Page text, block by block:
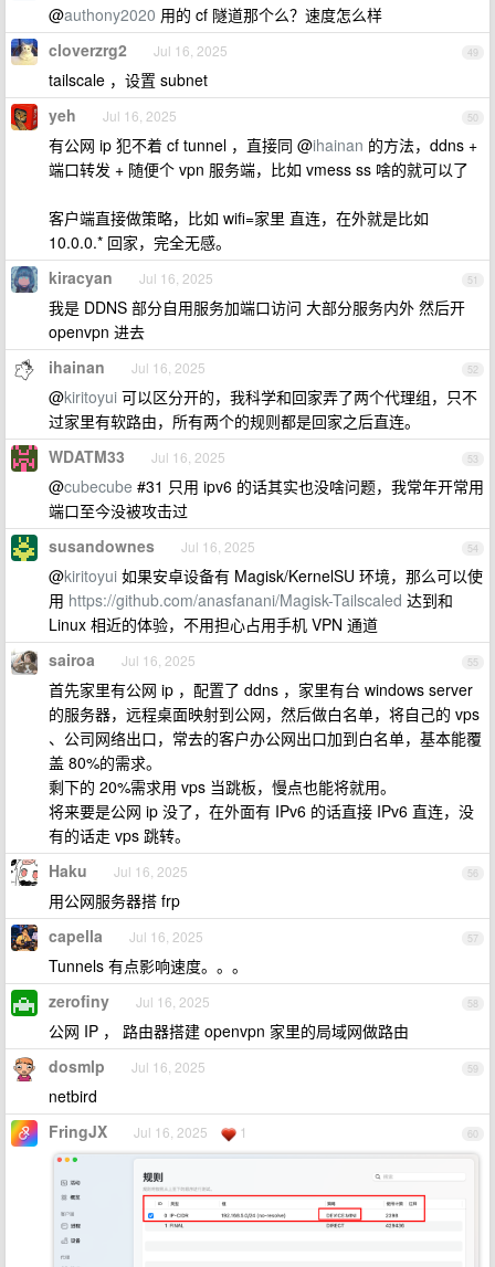
@authony2020 用的 cf 隧道那个么？速度怎么样
49
cloverzrg2 Jul 16, 2025
tailscale ，设置 subnet
50
yeh Jul 16, 2025
有公网 ip 犯不着 cf tunnel ，直接同 @ihainan 的方法，ddns +
端口转发 + 随便个 vpn 服务端，比如 vmess ss 啥的就可以了
客户端直接做策略，比如 wifi=家里 直连，在外就是比如
10.0.0.* 回家，完全无感。
51
kiracyan Jul 16, 2025
我是 DDNS 部分自用服务加端口访问 大部分服务内外 然后开
openvpn 进去
52
ihainan Jul 16, 2025
@kiritoyui 可以区分开的，我科学和回家弄了两个代理组，只不
过家里有软路由，所有两个的规则都是回家之后直连。
53
WDATM33 Jul 16, 2025
@cubecube #31 只用 ipv6 的话其实也没啥问题，我常年开常用
端口至今没被攻击过
54
susandownes Jul 16, 2025
@kiritoyui 如果安卓设备有 Magisk/KernelSU 环境，那么可以使
用 https://github.com/anasfanani/Magisk-Tailscaled 达到和
Linux 相近的体验，不用担心占用手机 VPN 通道
55
sairoa Jul 16, 2025
首先家里有公网 ip ，配置了 ddns ，家里有台 windows server
的服务器，远程桌面映射到公网，然后做白名单，将自己的 vps
、公司网络出口，常去的客户办公网出口加到白名单，基本能覆
盖 80%的需求。
剩下的 20%需求用 vps 当跳板，慢点也能将就用。
将来要是公网 ip 没了，在外面有 IPv6 的话直接 IPv6 直连，没
有的话走 vps 跳转。
56
Haku Jul 16, 2025
用公网服务器搭 frp
57
capella Jul 16, 2025
Tunnels 有点影响速度。。。
58
zerofiny Jul 16, 2025
公网 IP ， 路由器搭建 openvpn 家里的局域网做路由
59
dosmlp Jul 16, 2025
netbird
60
FringJX Jul 16, 2025 1